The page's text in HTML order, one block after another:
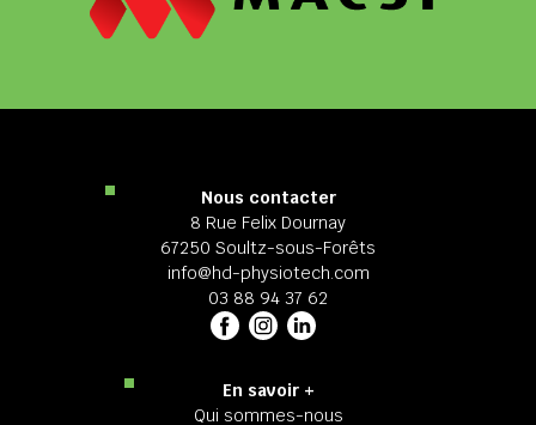
Nous contacter
8 Rue Felix Dournay
67250 Soultz-sous-Forêts
info@hd-physiotech.com
03 88 94 37 62
En savoir +
Qui sommes-nous